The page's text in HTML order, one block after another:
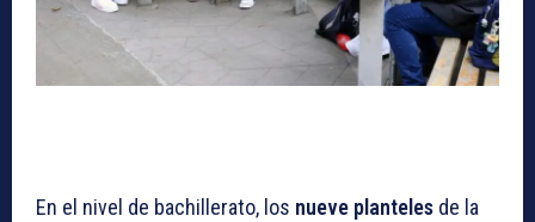
En el nivel de bachillerato, los nueve planteles de la